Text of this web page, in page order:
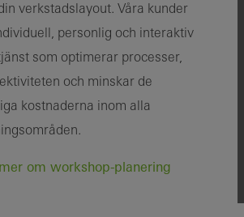
verkstadslayout. Våra kunder
personlig och interaktiv
som optimerar processer,
och minskar de
kostnaderna inom alla
om workshop-planering